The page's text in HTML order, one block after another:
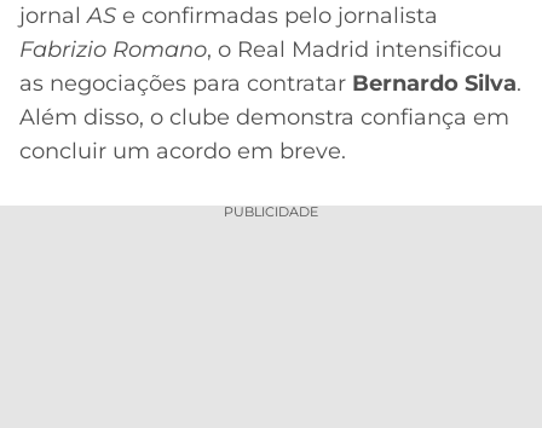
jornalAS e confirmadas pelo jornalista
Fabrizio Romano, o Real Madrid intensificou
as negociações para contratar Bernardo Silva.
Além disso, o clube demonstra confiança em
concluir um acordo em breve.
PUBLICIDADE